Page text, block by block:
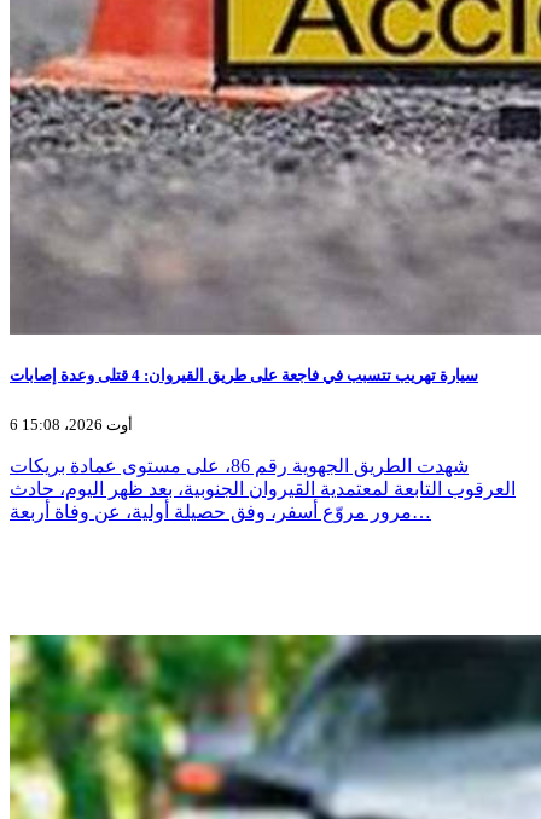
سيارة تهريب تتسبب في فاجعة على طريق القيروان: 4 قتلى وعدة إصابات
6 أوت 2026، 15:08
شهدت الطريق الجهوية رقم 86، على مستوى عمادة بريكات
العرقوب التابعة لمعتمدية القيروان الجنوبية، بعد ظهر اليوم، حادث
مرور مروّع أسفر، وفق حصيلة أولية، عن وفاة أربعة…